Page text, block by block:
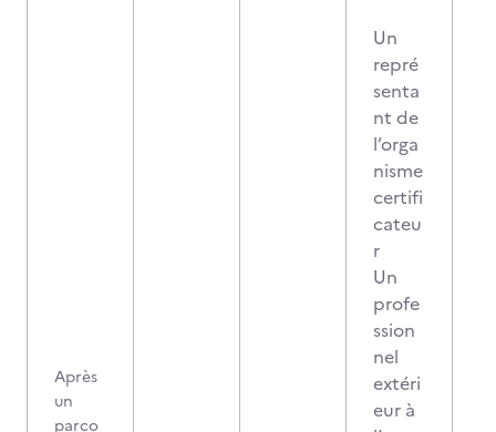
Après
un
parco
Un
repré
senta
nt de
l’orga
nisme
certifi
cateu
r
Un
profe
ssion
nel
extéri
eur à